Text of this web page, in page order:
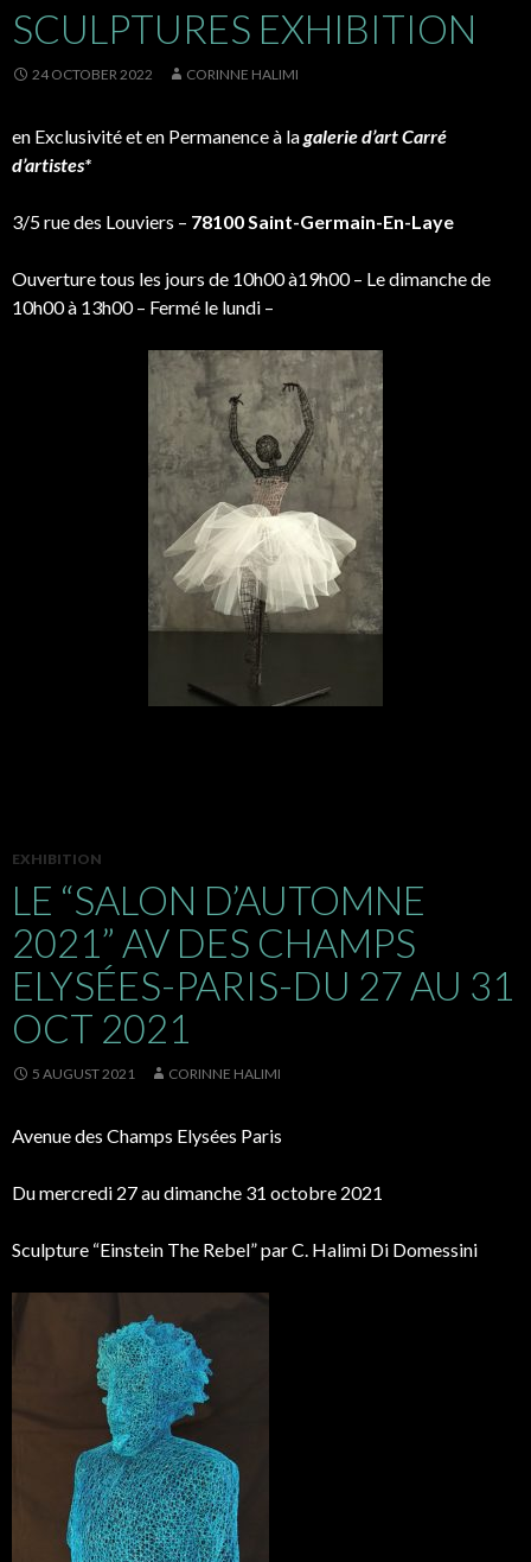
SCULPTURES EXHIBITION
24 OCTOBER 2022 CORINNE HALIMI
en Exclusivité et en Permanence à lagalerie d’art Carré
d’artistes*
3/5 rue des Louviers – 78100 Saint-Germain-En-Laye
Ouverture tous les jours de 10h00 à19h00 – Le dimanche de
10h00 à 13h00 – Fermé le lundi –
EXHIBITION
LE “SALON D’AUTOMNE
2021” AV DES CHAMPS
ELYSÉES-PARIS-DU 27 AU 31
OCT 2021
5 AUGUST 2021 CORINNE HALIMI
Avenue des Champs Elysées Paris
Du mercredi 27 au dimanche 31 octobre 2021
Sculpture “Einstein The Rebel” par C. Halimi Di Domessini